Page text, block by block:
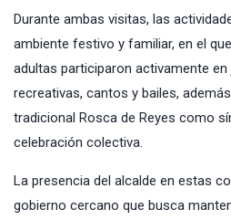
Durante ambas visitas, las
ambiente festivo y familiar, en el
adultas participaron activamente
recreativas, cantos y bailes,
tradicional Rosca de Reyes como
celebración colectiva.
La presencia del alcalde en estas
gobierno cercano que busca